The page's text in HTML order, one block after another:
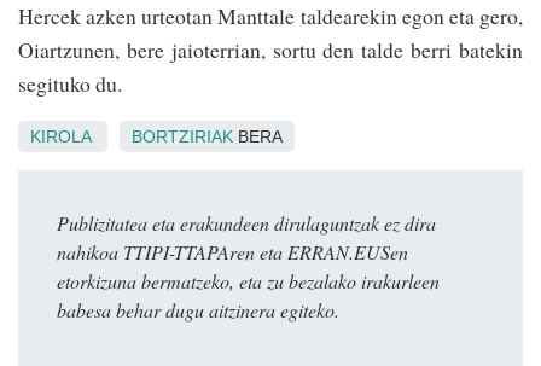
Hercek azken urteotan Man­ttale taldearekin egon eta gero,
Oiartzunen, bere jaioterrian, sortu den talde berri batekin
segituko du.
KIROLA BORTZIRIAK BERA
Publizitatea eta erakundeen dirulaguntzak ez dira
nahikoa TTIPI-TTAPAren eta ERRAN.EUSen
etorkizuna bermatzeko, eta zu bezalako irakurleen
babesa behar dugu aitzinera egiteko.